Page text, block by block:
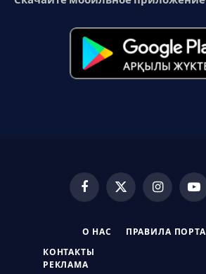
Facebook
X
Instagram
О НАС ПРАВИЛА
КОНТАКТЫ
РЕКЛАМА